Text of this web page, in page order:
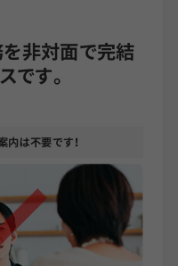
非対面で完結
です。
内は不要です！